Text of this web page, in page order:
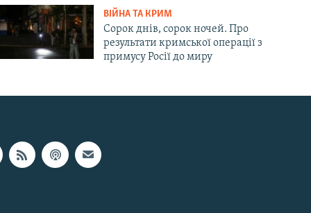
ВІЙНА ТА КРИМ
Сорок днів, сорок ночей. Про
результати кримської операції з
примусу Росії до миру